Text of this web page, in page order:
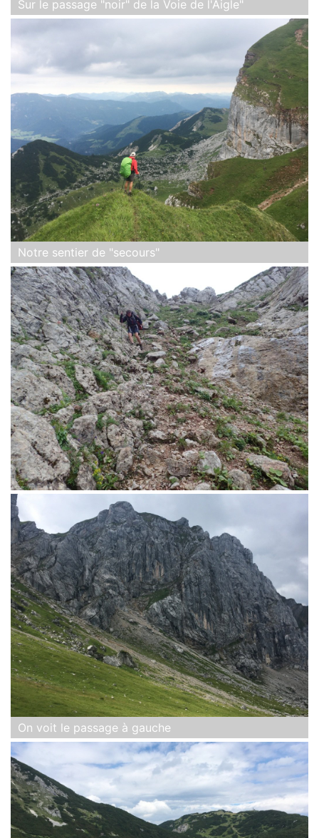
Sur le passage "noir" de la Voie de l'Aigle"
Notre sentier de "secours"
On voit le passage à gauche